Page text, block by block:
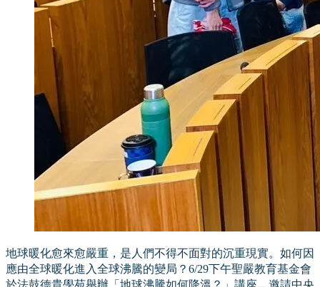
地球暖化愈來愈嚴重，是人們不得不面對的沉重現實。如何因
應由全球暖化進入全球沸騰的變局？6/29下午聖嚴教育基金會
於法鼓德貴學苑舉辦「地球沸騰如何降溫？」講座，邀請中央